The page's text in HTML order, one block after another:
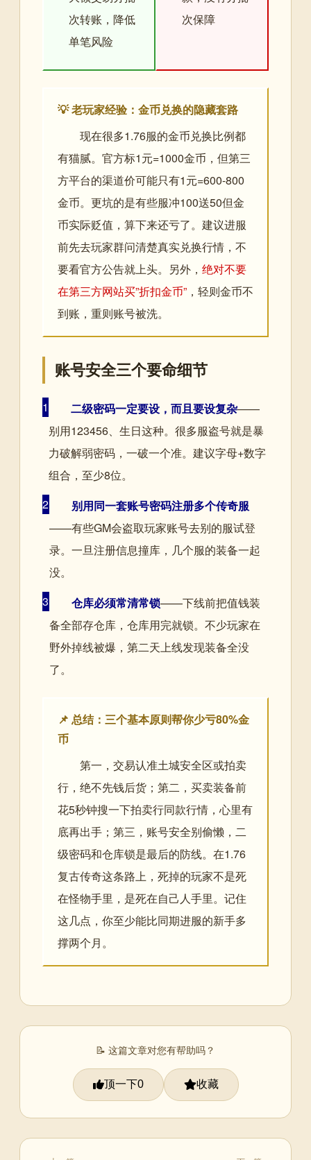
次转账，降低
单笔风险
次保障
💡 老玩家经验：金币兑换的隐藏套路
现在很多1.76服的金币兑换比例都
有猫腻。官方标1元=1000金币，但第三
方平台的渠道价可能只有1元=600-800
金币。更坑的是有些服冲100送50但金
币实际贬值，算下来还亏了。建议进服
前先去玩家群问清楚真实兑换行情，不
要看官方公告就上头。另外， 绝对不要
在第三方网站买”折扣金币” ，轻则金币不
到账，重则账号被洗。
账号安全三个要命细节
1 二级密码一定要设，而且要设复杂——
别用123456、生日这种。很多服盗号就是暴
力破解弱密码，一破一个准。建议字母+数字
组合，至少8位。
2
别用同一套账号密码注册多个传奇服
——有些GM会盗取玩家账号去别的服试登
录。一旦注册信息撞库，几个服的装备一起
没。
3
仓库必须常清常锁——下线前把值钱装
备全部存仓库，仓库用完就锁。不少玩家在
野外掉线被爆，第二天上线发现装备全没
了。
📌 总结：三个基本原则帮你少亏80%金
币
第一，交易认准土城安全区或拍卖
行，绝不先钱后货；第二，买卖装备前
花5秒钟搜一下拍卖行同款行情，心里有
底再出手；第三，账号安全别偷懒，二
级密码和仓库锁是最后的防线。在1.76
复古传奇这条路上，死掉的玩家不是死
在怪物手里，是死在自己人手里。记住
这几点，你至少能比同期进服的新手多
撑两个月。
📝 这篇文章对您有帮助吗？
顶一下0 收藏